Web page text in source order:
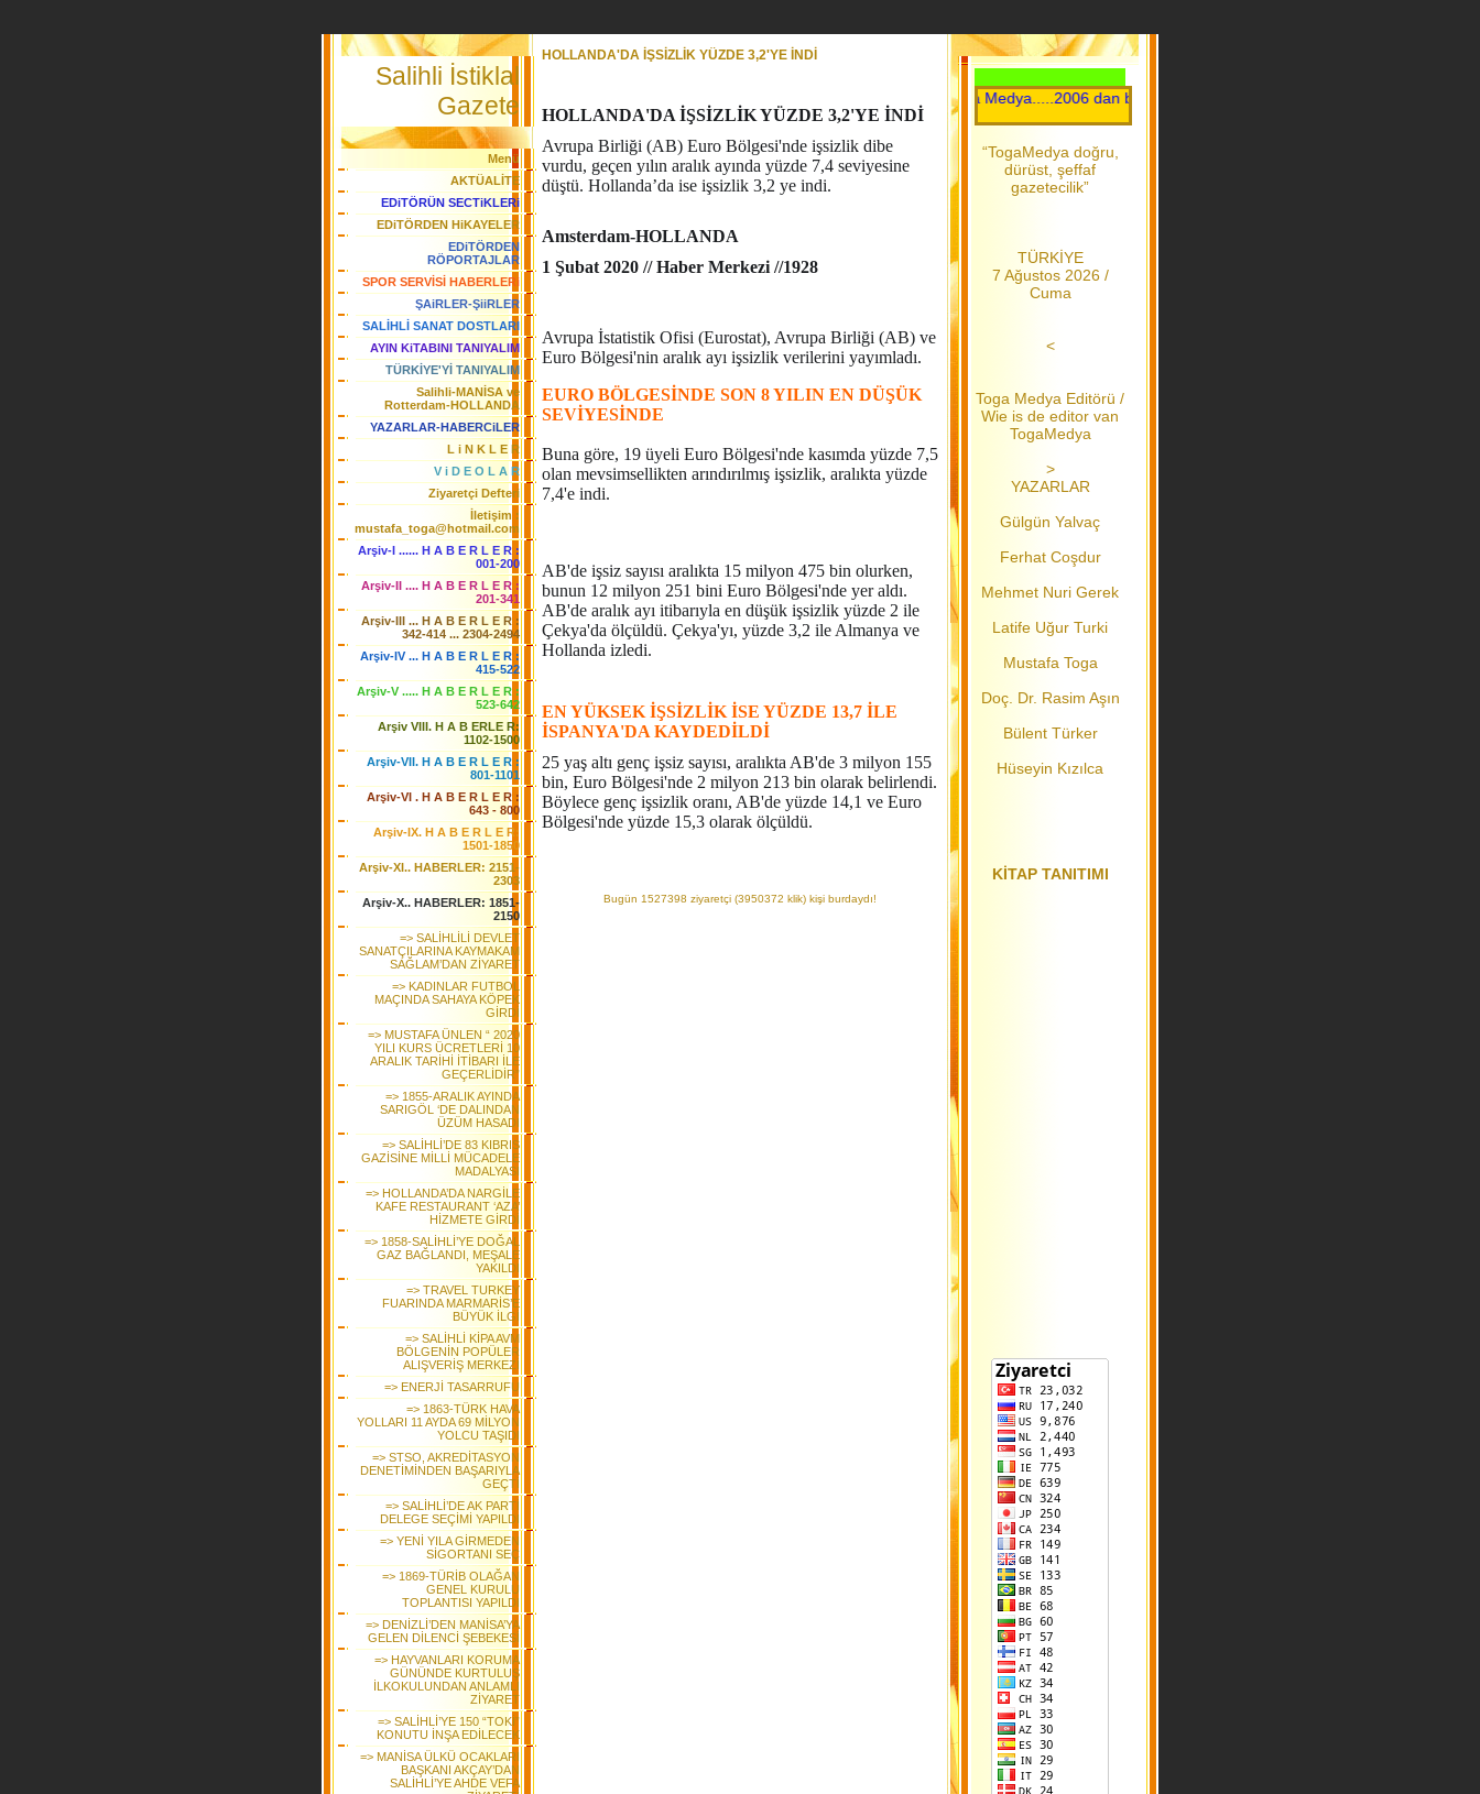
Salihli İstiklal
Gazete
Menü
AKTÜALİTE
EDiTÖRÜN SECTiKLERi
EDiTÖRDEN HiKAYELER
EDiTÖRDEN
RÖPORTAJLAR
SPOR SERVİSİ HABERLERi
ŞAiRLER-ŞiiRLER
SALİHLİ SANAT DOSTLARI
AYIN KiTABINI TANIYALIM
TÜRKİYE'Yİ TANIYALIM
Salihli-MANİSA ve
Rotterdam-HOLLANDA
YAZARLAR-HABERCiLER
L i N K L E R
V i D E O L A R
Ziyaretçi Defteri
İletişim :
mustafa_toga@hotmail.com
Arşiv-I ...... H A B E R L E R :
001-200
Arşiv-II .... H A B E R L E R :
201-341
Arşiv-III ... H A B E R L E R :
342-414 ... 2304-2494
Arşiv-IV ... H A B E R L E R :
415-522
Arşiv-V ..... H A B E R L E R :
523-642
Arşiv VIII. H A B ERLE R:
1102-1500
Arşiv-VII. H A B E R L E R :
801-1101
Arşiv-VI . H A B E R L E R :
643 - 800
Arşiv-IX. H A B E R L E R:
1501-1850
Arşiv-XI.. HABERLER: 2151-
2303
Arşiv-X.. HABERLER: 1851-
2150
=> SALİHLİLİ DEVLET
SANATÇILARINA KAYMAKAM
SAĞLAM’DAN ZİYARET
=> KADINLAR FUTBOL
MAÇINDA SAHAYA KÖPEK
GİRDİ
=> MUSTAFA ÜNLEN “ 2020
YILI KURS ÜCRETLERİ 10
ARALIK TARİHİ İTİBARI İLE
GEÇERLİDİR”
=> 1855-ARALIK AYINDA
SARIGÖL ‘DE DALINDAN
ÜZÜM HASADI
=> SALİHLİ’DE 83 KIBRIS
GAZİSİNE MİLLİ MÜCADELE
MADALYASI
=> HOLLANDA’DA NARGİLE
KAFE RESTAURANT ‘AZA’
HİZMETE GİRDİ
=> 1858-SALİHLİ’YE DOĞAL
GAZ BAĞLANDI, MEŞALE
YAKILDI
=> TRAVEL TURKEY
FUARINDA MARMARİS’E
BÜYÜK İLGİ
=> SALİHLİ KİPA AVM
BÖLGENİN POPÜLER
ALIŞVERİŞ MERKEZİ
=> ENERJİ TASARRUFU
=> 1863-TÜRK HAVA
YOLLARI 11 AYDA 69 MİLYON
YOLCU TAŞIDI
=> STSO, AKREDİTASYON
DENETİMİNDEN BAŞARIYLA
GEÇTİ
=> SALİHLİ’DE AK PARTİ
DELEGE SEÇİMİ YAPILDI
=> YENİ YILA GİRMEDEN
SİGORTANI SEÇ
=> 1869-TÜRİB OLAĞAN
GENEL KURULU
TOPLANTISI YAPILDI
=> DENİZLİ’DEN MANİSA’YA
GELEN DİLENCİ ŞEBEKESİ
=> HAYVANLARI KORUMA
GÜNÜNDE KURTULUŞ
İLKOKULUNDAN ANLAMLI
ZİYARET
=> SALİHLİ’YE 150 “TOKİ”
KONUTU İNŞA EDİLECEK
=> MANİSA ÜLKÜ OCAKLARI
BAŞKANI AKÇAY’DAN
SALİHLİ’YE AHDE VEFA
HOLLANDA'DA İŞSİZLİK YÜZDE 3,2'YE İNDİ
HOLLANDA'DA İŞSİZLİK YÜZDE 3,2'YE İNDİ
Avrupa Birliği (AB) Euro Bölgesi'nde işsizlik dibe
vurdu, geçen yılın aralık ayında yüzde 7,4 seviyesine
düştü. Hollanda’da ise işsizlik 3,2 ye indi.
Amsterdam-HOLLANDA
1 Şubat 2020 // Haber Merkezi //1928
Avrupa İstatistik Ofisi (Eurostat), Avrupa Birliği (AB) ve
Euro Bölgesi'nin aralık ayı işsizlik verilerini yayımladı.
EURO BÖLGESİNDE SON 8 YILIN EN DÜŞÜK
SEVİYESİNDE
Buna göre, 19 üyeli Euro Bölgesi'nde kasımda yüzde 7,5
olan mevsimsellikten arındırılmış işsizlik, aralıkta yüzde
7,4'e indi.
AB'de işsiz sayısı aralıkta 15 milyon 475 bin olurken,
bunun 12 milyon 251 bini Euro Bölgesi'nde yer aldı.
AB'de aralık ayı itibarıyla en düşük işsizlik yüzde 2 ile
Çekya'da ölçüldü. Çekya'yı, yüzde 3,2 ile Almanya ve
Hollanda izledi.
EN YÜKSEK İŞSİZLİK İSE YÜZDE 13,7 İLE
İSPANYA'DA KAYDEDİLDİ
25 yaş altı genç işsiz sayısı, aralıkta AB'de 3 milyon 155
bin, Euro Bölgesi'nde 2 milyon 213 bin olarak belirlendi.
Böylece genç işsizlik oranı, AB'de yüzde 14,1 ve Euro
Bölgesi'nde yüzde 15,3 olarak ölçüldü.
Bugün 1527398 ziyaretçi (3950372 klik) kişi burdaydı!
Her Gün Yeni Bir Başlangıçtır.....Toga Medya.....2006 dan bu yana
“TogaMedya doğru,
dürüst, şeffaf
gazetecilik”
TÜRKİYE
7 Ağustos 2026 /
Cuma
<
Toga Medya Editörü /
Wie is de editor van
TogaMedya
>
YAZARLAR
Gülgün Yalvaç
Ferhat Coşdur
Mehmet Nuri Gerek
Latife Uğur Turki
Mustafa Toga
Doç. Dr. Rasim Aşın
Bülent Türker
Hüseyin Kızılca
KİTAP TANITIMI